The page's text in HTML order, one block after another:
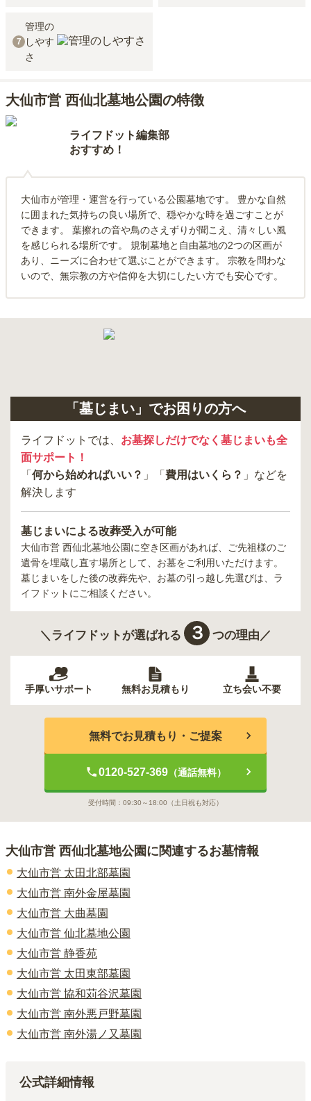
7
管理の
しやす
さ
大仙市営 西仙北墓地公園の特徴
ライフドット編集部
おすすめ！
大仙市が管理・運営を行っている公園墓地です。 豊かな自然
に囲まれた気持ちの良い場所で、穏やかな時を過ごすことが
できます。 葉擦れの音や鳥のさえずりが聞こえ、清々しい風
を感じられる場所です。 規制墓地と自由墓地の2つの区画が
あり、ニーズに合わせて選ぶことができます。 宗教を問わな
いので、無宗教の方や信仰を大切にしたい方でも安心です。
「墓じまい」でお困りの方へ
ライフドットでは、 お墓探しだけでなく墓じまいも全
面サポート！
「 何から始めればいい？ 」「 費用はいくら？ 」などを
解決します
墓じまいによる改葬受入が可能
大仙市営 西仙北墓地公園に空き区画があれば、ご先祖様のご
遺骨を埋蔵し直す場所として、お墓をご利用いただけます。
墓じまいをした後の改葬先や、お墓の引っ越し先選びは、ラ
イフドットにご相談ください。
＼ライフドットが選ばれる ３ つの理由／
手厚いサポート 無料お見積もり 立ち会い不要
無料でお見積もり・ご提案
0120-527-369（通話無料）
受付時間： 09:30～18:00 （土日祝も対応）
大仙市営 西仙北墓地公園に関連するお墓情報
大仙市営 太田北部墓園
大仙市営 南外金屋墓園
大仙市営 大曲墓園
大仙市営 仙北墓地公園
大仙市営 静香苑
大仙市営 太田東部墓園
大仙市営 協和苅谷沢墓園
大仙市営 南外悪戸野墓園
大仙市営 南外湯ノ又墓園
公式詳細情報